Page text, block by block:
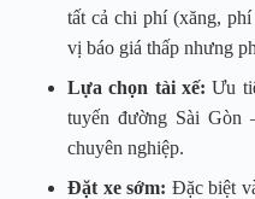
tất cả chi phí (xăng,
vị báo giá thấp nhưng
Lựa chọn tài xế: Ưu
tuyến đường Sài Gòn
chuyên nghiệp.
Đặt xe sớm: Đặc biệt